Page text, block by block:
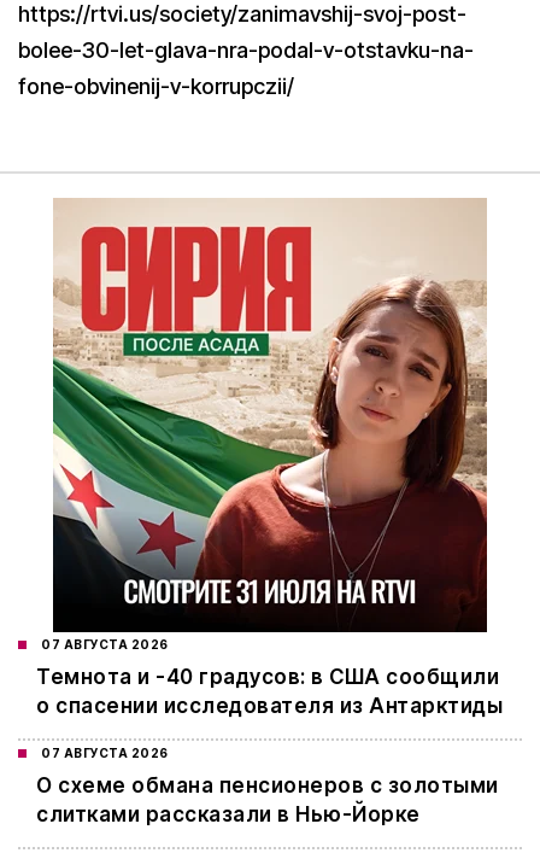
https://rtvi.us/society/zanimavshij-svoj-post-
bolee-30-let-glava-nra-podal-v-otstavku-na-
fone-obvinenij-v-korrupczii/
07 АВГУСТА 2026
Темнота и -40 градусов: в США сообщили
о спасении исследователя из Антарктиды
07 АВГУСТА 2026
О схеме обмана пенсионеров с золотыми
слитками рассказали в Нью-Йорке